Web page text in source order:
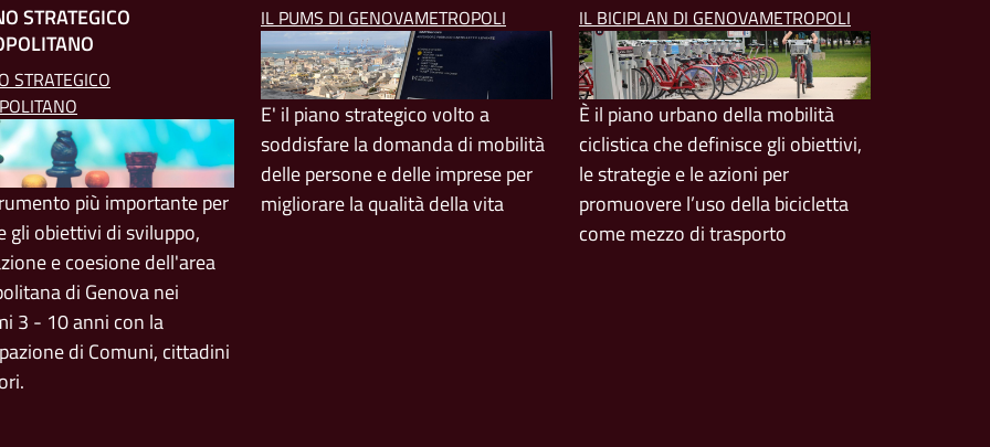
STRATEGICO
STRATEGICO
più importante per
gli obiettivi di sviluppo,
e coesione dell'area
di Genova nei
3 - 10 anni con la
di Comuni, cittadini
IL PUMS DI GENOVAMETROPOLI
E' il piano strategico volto a
soddisfare la domanda di mobilità
delle persone e delle imprese per
migliorare la qualità della vita
IL BICIPLAN DI GENOVAMETROPOLI
È il piano urbano della mobilità
ciclistica che definisce gli obiettivi,
le strategie e le azioni per
promuovere l’uso della bicicletta
come mezzo di trasporto